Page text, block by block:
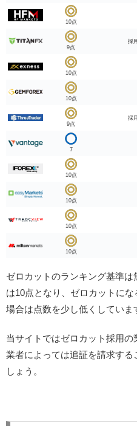
10点
9点
採
10点
10点
9点
採
7
10点
10点
10点
10点
ゼロカットのランキング基準
は10点となり、ゼロカットに
場合は点数を少し低くしていま
当サイトではゼロカット採用の
業者によっては追証を請求す
しょう。